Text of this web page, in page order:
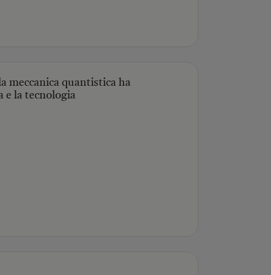
meccanica quantistica ha
e la tecnologia